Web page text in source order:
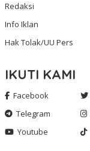
Redaksi
Info Iklan
Hak Tolak/UU Pers
IKUTI KAMI
Facebook
Telegram
Youtube